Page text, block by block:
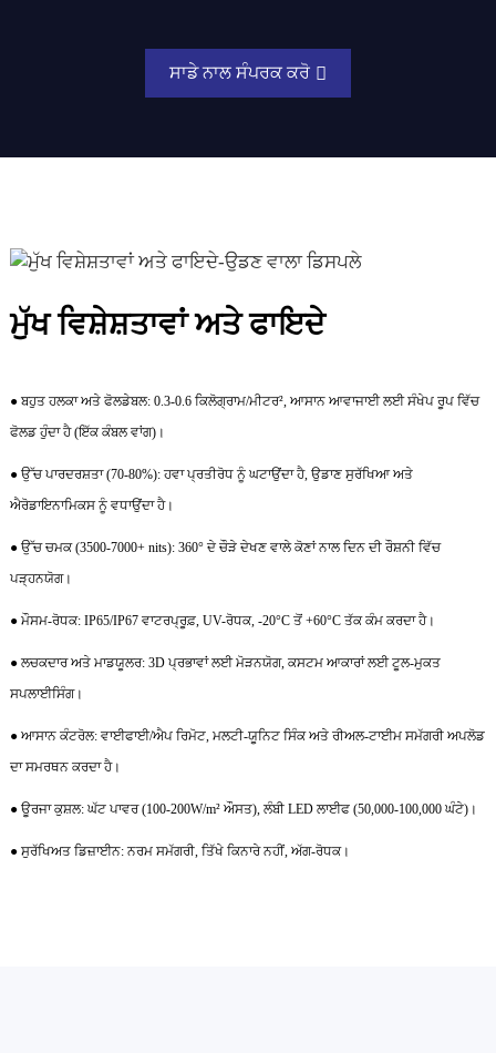
ਸਾਡੇ ਨਾਲ ਸੰਪਰਕ ਕਰੋ
ਮੁੱਖ ਵਿਸ਼ੇਸ਼ਤਾਵਾਂ ਅਤੇ ਫਾਇਦੇ
● ਬਹੁਤ ਹਲਕਾ ਅਤੇ ਫੋਲਡੇਬਲ: 0.3-0.6 ਕਿਲੋਗ੍ਰਾਮ/ਮੀਟਰ², ਆਸਾਨ ਆਵਾਜਾਈ ਲਈ ਸੰਖੇਪ ਰੂਪ ਵਿੱਚ
ਫੋਲਡ ਹੁੰਦਾ ਹੈ (ਇੱਕ ਕੰਬਲ ਵਾਂਗ)।
● ਉੱਚ ਪਾਰਦਰਸ਼ਤਾ (70-80%): ਹਵਾ ਪ੍ਰਤੀਰੋਧ ਨੂੰ ਘਟਾਉਂਦਾ ਹੈ, ਉਡਾਣ ਸੁਰੱਖਿਆ ਅਤੇ
ਐਰੋਡਾਇਨਾਮਿਕਸ ਨੂੰ ਵਧਾਉਂਦਾ ਹੈ।
● ਉੱਚ ਚਮਕ (3500-7000+ nits): 360° ਦੇ ਚੌੜੇ ਦੇਖਣ ਵਾਲੇ ਕੋਣਾਂ ਨਾਲ ਦਿਨ ਦੀ ਰੌਸ਼ਨੀ ਵਿੱਚ
ਪੜ੍ਹਨਯੋਗ।
● ਮੌਸਮ-ਰੋਧਕ: IP65/IP67 ਵਾਟਰਪ੍ਰੂਫ਼, UV-ਰੋਧਕ, -20°C ਤੋਂ +60°C ਤੱਕ ਕੰਮ ਕਰਦਾ ਹੈ।
● ਲਚਕਦਾਰ ਅਤੇ ਮਾਡਯੂਲਰ: 3D ਪ੍ਰਭਾਵਾਂ ਲਈ ਮੋੜਨਯੋਗ, ਕਸਟਮ ਆਕਾਰਾਂ ਲਈ ਟੂਲ-ਮੁਕਤ
ਸਪਲਾਈਸਿੰਗ।
● ਆਸਾਨ ਕੰਟਰੋਲ: ਵਾਈਫਾਈ/ਐਪ ਰਿਮੋਟ, ਮਲਟੀ-ਯੂਨਿਟ ਸਿੰਕ ਅਤੇ ਰੀਅਲ-ਟਾਈਮ ਸਮੱਗਰੀ ਅਪਲੋਡ
ਦਾ ਸਮਰਥਨ ਕਰਦਾ ਹੈ।
● ਊਰਜਾ ਕੁਸ਼ਲ: ਘੱਟ ਪਾਵਰ (100-200W/m² ਔਸਤ), ਲੰਬੀ LED ਲਾਈਫ (50,000-100,000 ਘੰਟੇ)।
● ਸੁਰੱਖਿਅਤ ਡਿਜ਼ਾਈਨ: ਨਰਮ ਸਮੱਗਰੀ, ਤਿੱਖੇ ਕਿਨਾਰੇ ਨਹੀਂ, ਅੱਗ-ਰੋਧਕ।